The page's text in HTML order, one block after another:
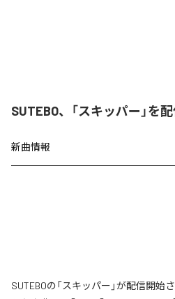
SUTEBO、「スキッパー」を
新曲情報
SUTEBOの「スキッパー」が配信開